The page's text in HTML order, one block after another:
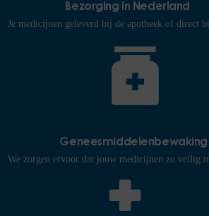
Bezorging in Nederland
Je medicijnen geleverd bij de apotheek of direct
Geneesmiddelenbewaking
We zorgen ervoor dat jouw medicijnen zo veilig